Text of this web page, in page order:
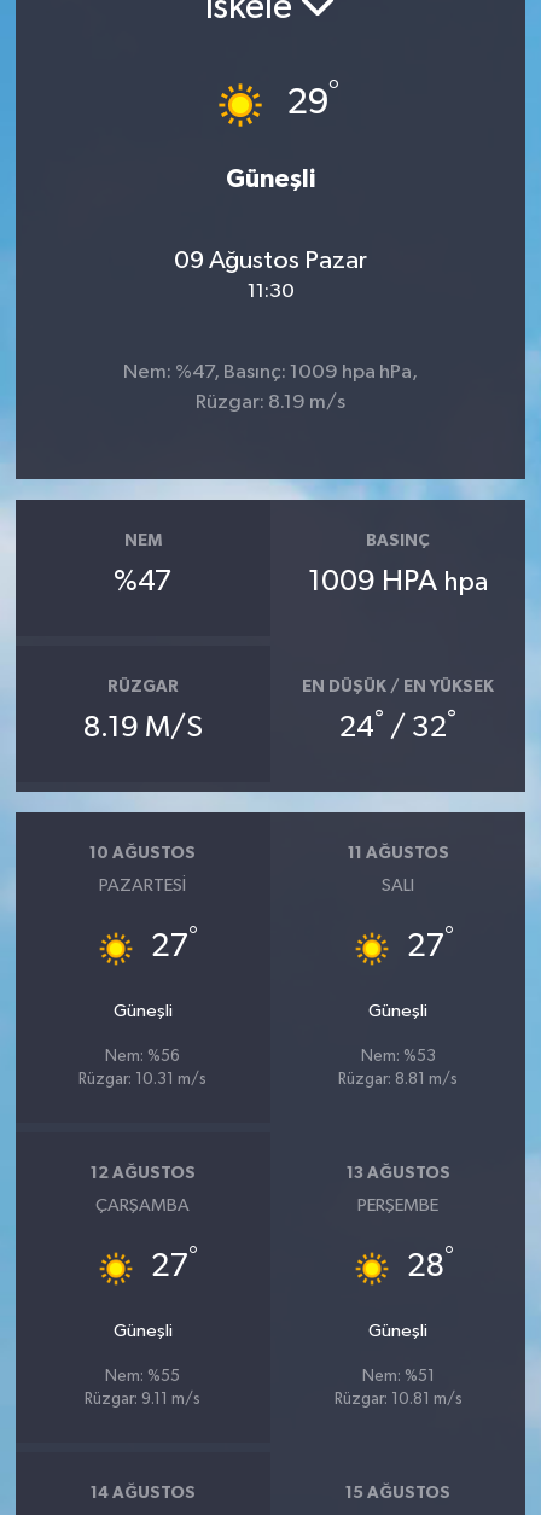
İskele
29°
Güneşli
09 Ağustos Pazar
11:30
Nem: %47, Basınç: 1009 hpa hPa,
Rüzgar: 8.19 m/s
NEM
%47
BASINÇ
1009 HPA hpa
RÜZGAR
8.19 M/S
EN DÜŞÜK / EN YÜKSEK
24° / 32°
10 AĞUSTOS
PAZARTESI
27°
Güneşli
Nem: %56
Rüzgar: 10.31 m/s
11 AĞUSTOS
SALI
27°
Güneşli
Nem: %53
Rüzgar: 8.81 m/s
12 AĞUSTOS
ÇARŞAMBA
27°
Güneşli
Nem: %55
Rüzgar: 9.11 m/s
13 AĞUSTOS
PERŞEMBE
28°
Güneşli
Nem: %51
Rüzgar: 10.81 m/s
14 AĞUSTOS 15 AĞUSTOS